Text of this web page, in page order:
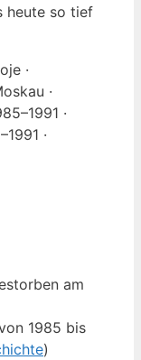
heute so tief
·
·
·
·
am
1985 bis
)